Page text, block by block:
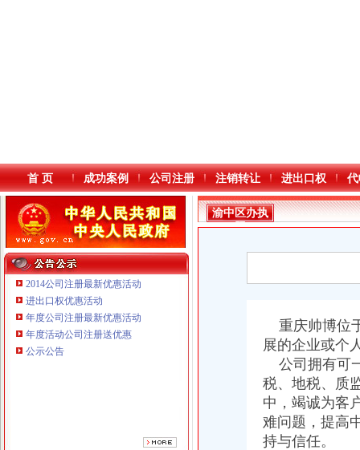
本站导航
首 页 成功案例 公司注册 注销转让 进出口权
2014公司注册最新优惠活动
进出口权优惠活动
年度公司注册最新优惠活动
年度活动公司注册送优惠
公示公告
重庆傲志众达投资咨询有限责任公司 渝九1000万 （增资）
渝中区办执
照
重庆帅博位
展的企业或个
公司拥有可
税、地税、质
中，竭诚为客
难问题，提高
持与信任。